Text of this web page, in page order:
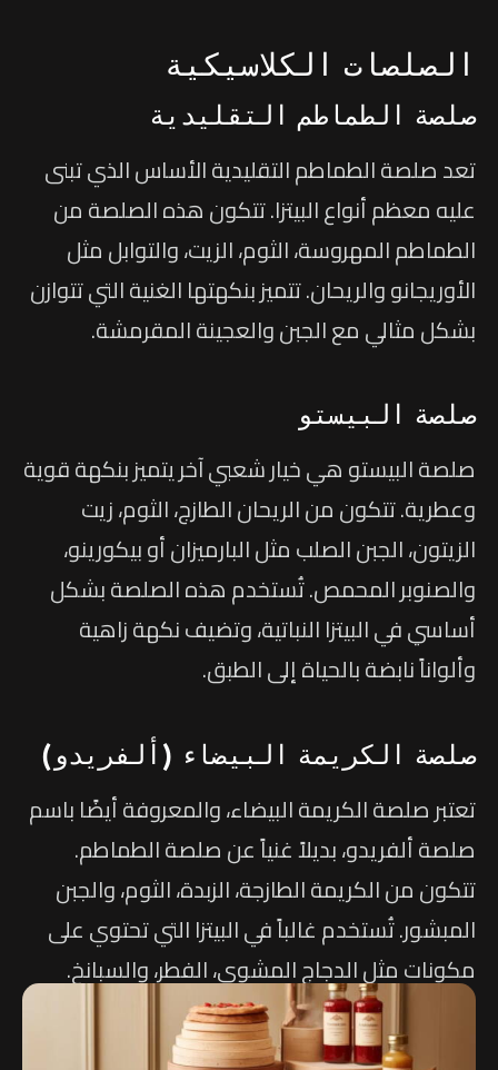
الصلصات الكلاسيكية
صلصة الطماطم التقليدية
تعد صلصة الطماطم التقليدية الأساس الذي تبنى
عليه معظم أنواع البيتزا. تتكون هذه الصلصة من
الطماطم المهروسة، الثوم، الزيت، والتوابل مثل
الأوريجانو والريحان. تتميز بنكهتها الغنية التي تتوازن
بشكل مثالي مع الجبن والعجينة المقرمشة.
صلصة البيستو
صلصة البيستو هي خيار شعبي آخر يتميز بنكهة قوية
وعطرية. تتكون من الريحان الطازج، الثوم، زيت
الزيتون، الجبن الصلب مثل البارميزان أو بيكورينو،
والصنوبر المحمص. تُستخدم هذه الصلصة بشكل
أساسي في البيتزا النباتية، وتضيف نكهة زاهية
وألواناً نابضة بالحياة إلى الطبق.
صلصة الكريمة البيضاء (ألفريدو)
تعتبر صلصة الكريمة البيضاء، والمعروفة أيضًا باسم
صلصة ألفريدو، بديلاً غنياً عن صلصة الطماطم.
تتكون من الكريمة الطازجة، الزبدة، الثوم، والجبن
المبشور. تُستخدم غالباً في البيتزا التي تحتوي على
مكونات مثل الدجاج المشوي، الفطر، والسبانخ.